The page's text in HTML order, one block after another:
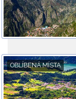
OBLÍBENÁ MÍSTA